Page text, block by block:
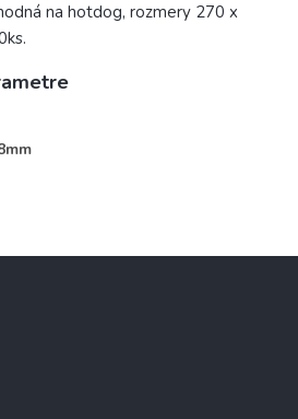
na hotdog, rozmery 270 x